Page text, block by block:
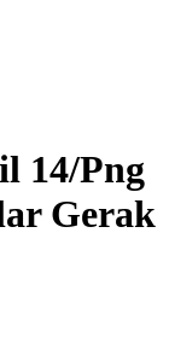
14/Png
Gerak